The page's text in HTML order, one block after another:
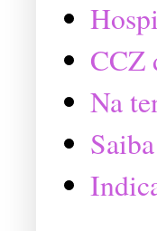
CCZ
Na